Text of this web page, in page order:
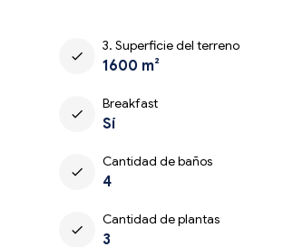
check
3. Superficie del terreno
1600 m²
check
Breakfast
Sí
check
Cantidad de baños
4
check
Cantidad de plantas
3